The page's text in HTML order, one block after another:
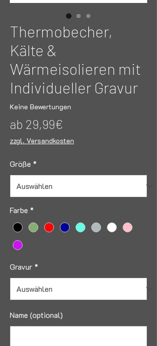
Thermobecher,
Kälte &
Wärmeisolieren mit
Individueller Gravur
Keine Bewertungen
ab 29,99€
Preis
zzgl. Versandkosten
Größe *
Farbe *
Gravur *
Name (optional)